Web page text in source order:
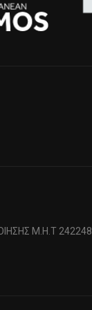
Μ.Η.Τ 242248